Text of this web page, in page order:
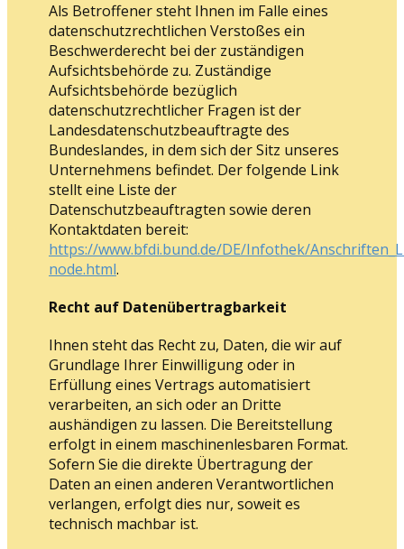
Als Betroffener steht Ihnen im Falle eines
datenschutzrechtlichen Verstoßes ein
Beschwerderecht bei der zuständigen
Aufsichtsbehörde zu. Zuständige
Aufsichtsbehörde bezüglich
datenschutzrechtlicher Fragen ist der
Landesdatenschutzbeauftragte des
Bundeslandes, in dem sich der Sitz unseres
Unternehmens befindet. Der folgende Link
stellt eine Liste der
Datenschutzbeauftragten sowie deren
Kontaktdaten bereit:
https://www.bfdi.bund.de/DE/Infothek/
node.html.
Recht auf Datenübertragbarkeit
Ihnen steht das Recht zu, Daten, die wir auf
Grundlage Ihrer Einwilligung oder in
Erfüllung eines Vertrags automatisiert
verarbeiten, an sich oder an Dritte
aushändigen zu lassen. Die Bereitstellung
erfolgt in einem maschinenlesbaren Format.
Sofern Sie die direkte Übertragung der
Daten an einen anderen Verantwortlichen
verlangen, erfolgt dies nur, soweit es
technisch machbar ist.